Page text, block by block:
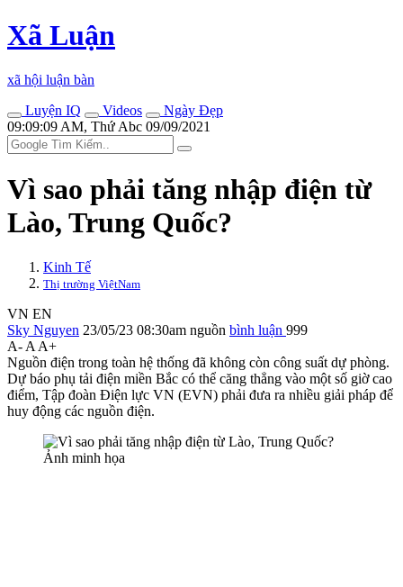
Xã Luận
xã hội luận bàn
Luyện IQ
Videos
Ngày Đẹp
09:09:09 AM, Thứ Abc 09/09/2021
Vì sao phải tăng nhập điện từ
Lào, Trung Quốc?
Kinh Tế
Thị trường ViệtNam
VN EN
Sky Nguyen 23/05/23 08:30am nguồn bình luận 999
A- A A+
Nguồn điện trong toàn hệ thống đã không còn công suất dự phòng.
Dự báo phụ tải điện miền Bắc có thể căng thẳng vào một số giờ cao
điểm, Tập đoàn Điện lực VN (EVN) phải đưa ra nhiều giải pháp để
huy động các nguồn điện.
Ảnh minh họa